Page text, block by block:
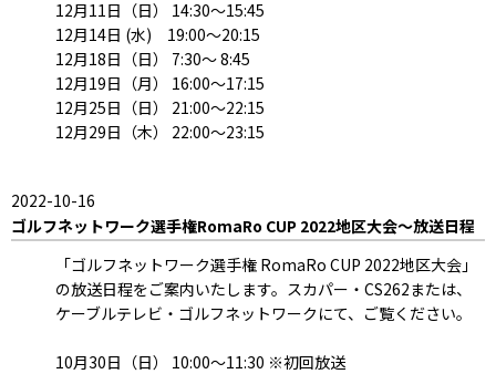
12月11日（日） 14:30～15:45
12月14日 (水) 19:00～20:15
12月18日（日） 7:30～ 8:45
12月19日（月） 16:00～17:15
12月25日（日） 21:00～22:15
12月29日（木） 22:00～23:15
2022-10-16
ゴルフネットワーク選手権RomaRo CUP 2022地区大会～放送日程
「ゴルフネットワーク選手権 RomaRo CUP 2022地区大会」
の放送日程をご案内いたします。スカパー・CS262または、
ケーブルテレビ・ゴルフネットワークにて、ご覧ください。
10月30日（日） 10:00～11:30 ※初回放送